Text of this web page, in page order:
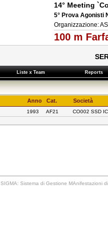
14° Meeting
5° Prova Agonisti
Organizzazione:
100 m
Liste x Team Reports
Anno Cat. Società
1993 AF21 CO002 SSD
SIGMA: Sistema di Gestione MAnifestazioni